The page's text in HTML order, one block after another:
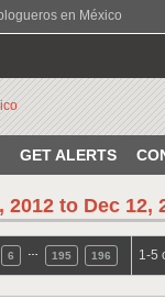
en México
GET ALERTS
2012 to Dec 12,
6 195 196 1-5